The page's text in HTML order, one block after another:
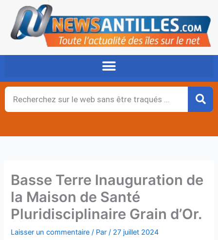
contenu
Rechercher
Basse Terre Inauguration de
la Maison de Santé
Pluridisciplinaire Grain d’Or.
Laisser un commentaire / Par/ 27 juillet 2024